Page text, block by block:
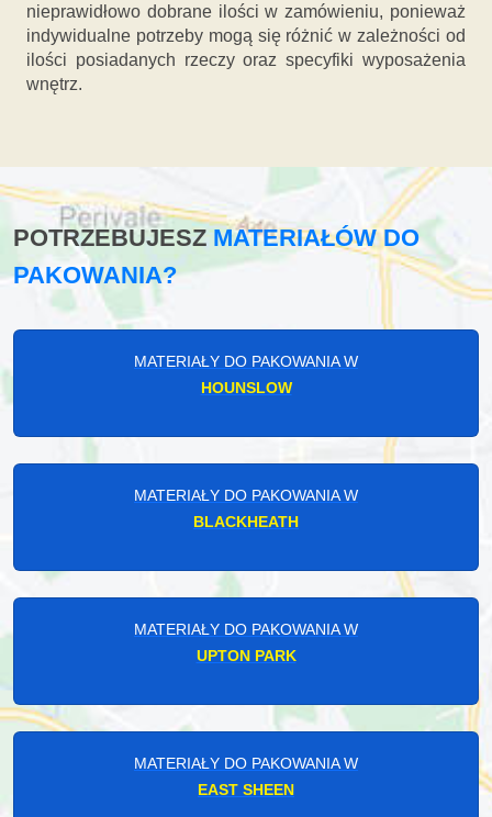
nieprawidłowo dobrane ilości w zamówieniu, ponieważ
indywidualne potrzeby mogą się różnić w zależności od
ilości posiadanych rzeczy oraz specyfiki wyposażenia
wnętrz.
POTRZEBUJESZMATERIAŁÓW DO
PAKOWANIA?
MATERIAŁY DO PAKOWANIA W
HOUNSLOW
MATERIAŁY DO PAKOWANIA W
BLACKHEATH
MATERIAŁY DO PAKOWANIA W
UPTON PARK
MATERIAŁY DO PAKOWANIA W
EAST SHEEN